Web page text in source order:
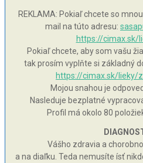
REKLAMA: Pokiaľ chcete so
mail na túto adresu:
https://cimax.sk/
Pokiaľ chcete, aby som vašu
tak prosím vyplňte si základný
https://cimax.sk/lieky/
Mojou snahou je
Nasleduje bezplatné
Profil má okolo 80
Vášho zdravia a
a na diaľku. Teda nemusíte ísť